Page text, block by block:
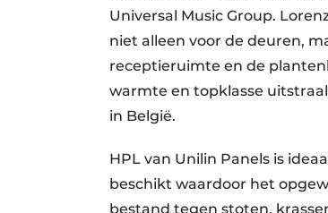
Universal Music Group.
niet alleen voor de deuren,
receptieruimte en de
warmte en topklasse
in België.
HPL van Unilin Panels is
beschikt waardoor het
bestand tegen stoten,